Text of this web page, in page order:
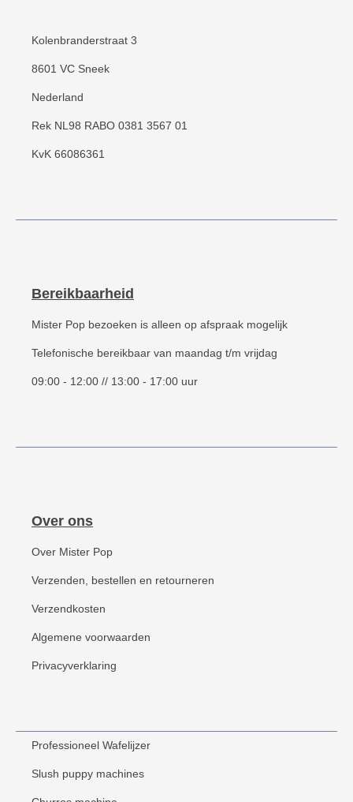
Kolenbranderstraat 3
8601 VC Sneek
Nederland
Rek NL98 RABO 0381 3567 01
KvK 66086361
Bereikbaarheid
Mister Pop bezoeken is alleen op afspraak mogelijk
Telefonische bereikbaar van maandag t/m vrijdag
09:00 - 12:00 // 13:00 - 17:00 uur
Over ons
Over Mister Pop
Verzenden, bestellen en retourneren
Verzendkosten
Algemene voorwaarden
Privacyverklaring
Professioneel Wafelijzer
Slush puppy machines